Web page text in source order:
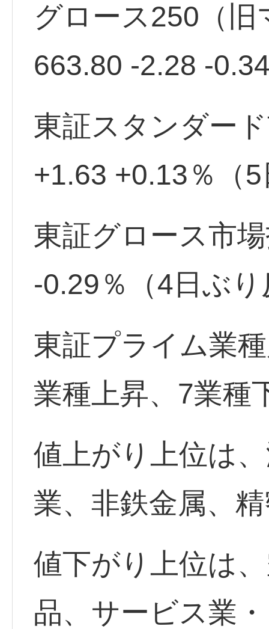
グロース250（
663.80 -2.28 -
東証スタンダー
+1.63 +0.13％（
東証グロース市
-0.29％（4日ぶり
東証プライム業
業種上昇、7業種
値上がり上位は
業、非鉄金属、
値下がり上位は
品、サービス業